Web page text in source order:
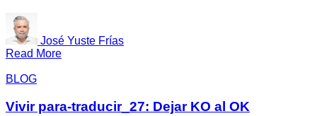
José Yuste Frías
Read More
BLOG
Vivir para-traducir_27: Dejar KO al OK